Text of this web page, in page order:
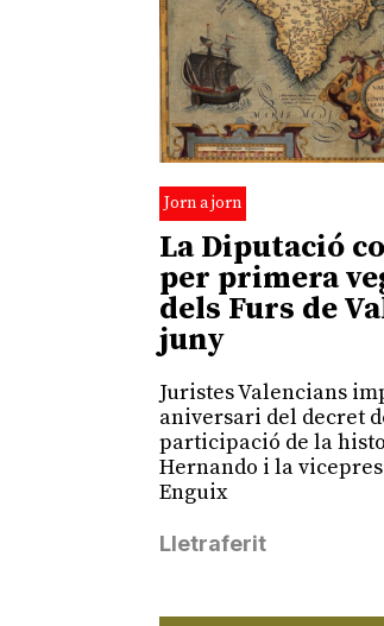
Jorn a jorn
La Diputació
per primera
dels Furs de
juny
Juristes Valencians
aniversari del decret
participació de la
Hernando i la
Enguix
Lletraferit